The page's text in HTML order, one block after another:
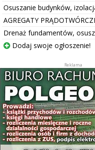
Osuszanie budynków,
AGREGATY
Drenaż fundamentów,
Dodaj swoje ogłoszenie!